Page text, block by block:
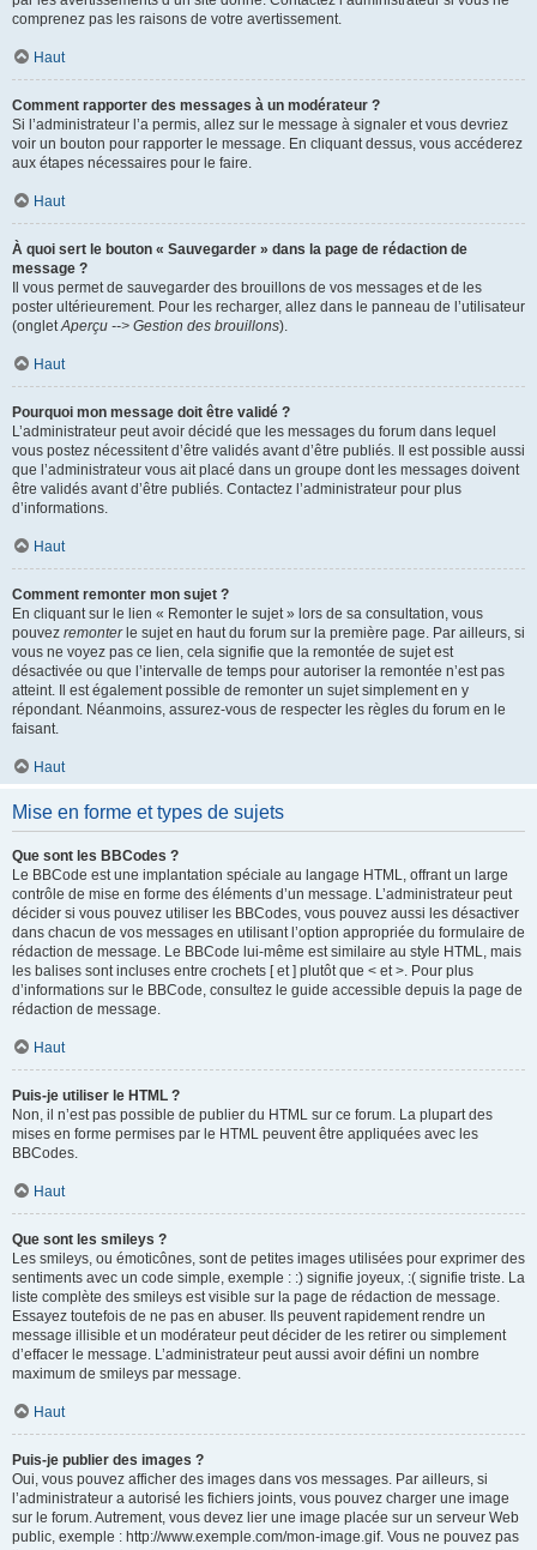
comprenez pas les raisons de votre avertissement.
Haut
Comment rapporter des messages à un modérateur ?
Si l’administrateur l’a permis, allez sur le message à signaler et vous devriez
voir un bouton pour rapporter le message. En cliquant dessus, vous accéderez
aux étapes nécessaires pour le faire.
Haut
À quoi sert le bouton « Sauvegarder » dans la page de rédaction de
message ?
Il vous permet de sauvegarder des brouillons de vos messages et de les
poster ultérieurement. Pour les recharger, allez dans le panneau de l’utilisateur
(ongletAperçu --> Gestion des brouillons).
Haut
Pourquoi mon message doit être validé ?
L’administrateur peut avoir décidé que les messages du forum dans lequel
vous postez nécessitent d’être validés avant d’être publiés. Il est possible aussi
que l’administrateur vous ait placé dans un groupe dont les messages doivent
être validés avant d’être publiés. Contactez l’administrateur pour plus
d’informations.
Haut
Comment remonter mon sujet ?
En cliquant sur le lien « Remonter le sujet » lors de sa consultation, vous
pouvez remonterle sujet en haut du forum sur la première page. Par ailleurs, si
vous ne voyez pas ce lien, cela signifie que la remontée de sujet est
désactivée ou que l’intervalle de temps pour autoriser la remontée n’est pas
atteint. Il est également possible de remonter un sujet simplement en y
répondant. Néanmoins, assurez-vous de respecter les règles du forum en le
faisant.
Haut
Mise en forme et types de sujets
Que sont les BBCodes ?
Le BBCode est une implantation spéciale au langage HTML, offrant un large
contrôle de mise en forme des éléments d’un message. L’administrateur peut
décider si vous pouvez utiliser les BBCodes, vous pouvez aussi les désactiver
dans chacun de vos messages en utilisant l’option appropriée du formulaire de
rédaction de message. Le BBCode lui-même est similaire au style HTML, mais
les balises sont incluses entre crochets [ et ] plutôt que < et >. Pour plus
d’informations sur le BBCode, consultez le guide accessible depuis la page de
rédaction de message.
Haut
Puis-je utiliser le HTML ?
Non, il n’est pas possible de publier du HTML sur ce forum. La plupart des
mises en forme permises par le HTML peuvent être appliquées avec les
BBCodes.
Haut
Que sont les smileys ?
Les smileys, ou émoticônes, sont de petites images utilisées pour exprimer des
sentiments avec un code simple, exemple : :) signifie joyeux, :( signifie triste. La
liste complète des smileys est visible sur la page de rédaction de message.
Essayez toutefois de ne pas en abuser. Ils peuvent rapidement rendre un
message illisible et un modérateur peut décider de les retirer ou simplement
d’effacer le message. L’administrateur peut aussi avoir défini un nombre
maximum de smileys par message.
Haut
Puis-je publier des images ?
Oui, vous pouvez afficher des images dans vos messages. Par ailleurs, si
l’administrateur a autorisé les fichiers joints, vous pouvez charger une image
sur le forum. Autrement, vous devez lier une image placée sur un serveur Web
public, exemple : http://www.exemple.com/mon-image.gif. Vous ne pouvez pas